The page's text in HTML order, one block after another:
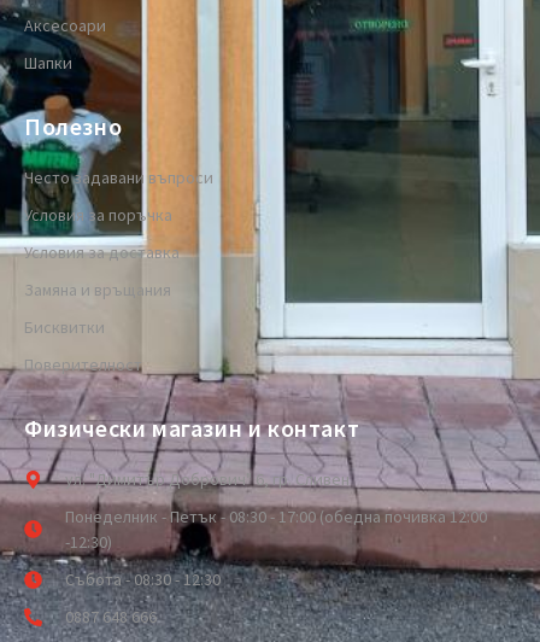
Аксесоари
Шапки
Полезно
Често задавани въпроси
Условия за поръчка
Условия за доставка
Замяна и връщания
Бисквитки
Поверителност
Физически магазин и контакт
ул. "Димитър Добрович" 6, гр. Сливен
Понеделник - Петък - 08:30 - 17:00 (обедна почивка 12:00
-12:30)
Събота - 08:30 - 12:30
0887 648 666